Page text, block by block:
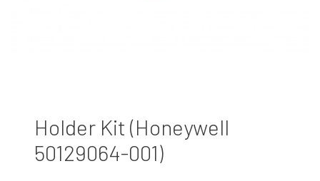
Holder Kit (Honeywell
50129064-001)